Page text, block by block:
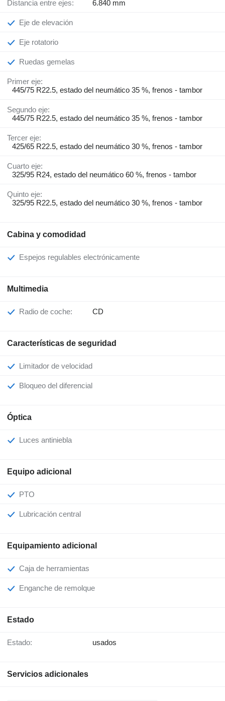
Distancia entre ejes: 6.840 mm
Eje de elevación
Eje rotatorio
Ruedas gemelas
Primer eje:
445/75 R22.5, estado del neumático 35 %, frenos - tambor
Segundo eje:
445/75 R22.5, estado del neumático 35 %, frenos - tambor
Tercer eje:
425/65 R22.5, estado del neumático 30 %, frenos - tambor
Cuarto eje:
325/95 R24, estado del neumático 60 %, frenos - tambor
Quinto eje:
325/95 R22.5, estado del neumático 30 %, frenos - tambor
Cabina y comodidad
Espejos regulables electrónicamente
Multimedia
Radio de coche: CD
Características de seguridad
Limitador de velocidad
Bloqueo del diferencial
Óptica
Luces antiniebla
Equipo adicional
PTO
Lubricación central
Equipamiento adicional
Caja de herramientas
Enganche de remolque
Estado
Estado: usados
Servicios adicionales